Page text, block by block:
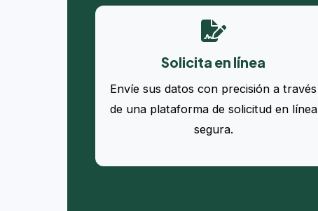
Solicita en línea
Envíe sus datos con precisión a través
de una plataforma de solicitud en línea
segura.